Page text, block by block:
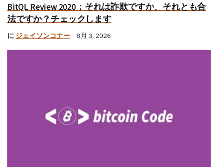
BitQL Review 2020：それは詐欺ですか、それとも合
法ですか？チェックします
に ジェイソンコナー 8月 3, 2026